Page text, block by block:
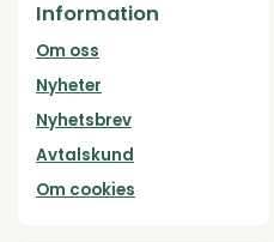
Information
Om oss
Nyheter
Nyhetsbrev
Avtalskund
Om cookies